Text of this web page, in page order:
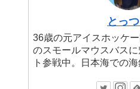
とっ
36歳の元アイスホッケ
のスモールマウスバス
ト参戦中。日本海での